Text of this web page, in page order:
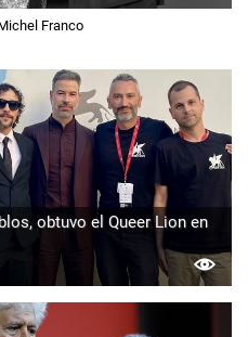
Franco
obtuvo el Queer Lion en